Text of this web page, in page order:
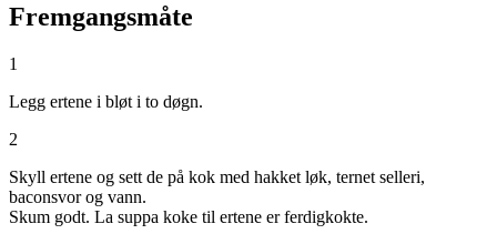
Fremgangsmåte
1
Legg ertene i bløt i to døgn.
2
Skyll ertene og sett de på kok med hakket løk, ternet selleri,
baconsvor og vann.
Skum godt. La suppa koke til ertene er ferdigkokte.